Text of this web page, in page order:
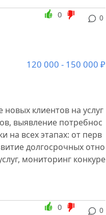
0
0
120 000 - 150 000 ₽
клиентов на услуг
выявление потребнос
на всех этапах: от перв
долгосрочных отно
мониторинг конкуре
0
0